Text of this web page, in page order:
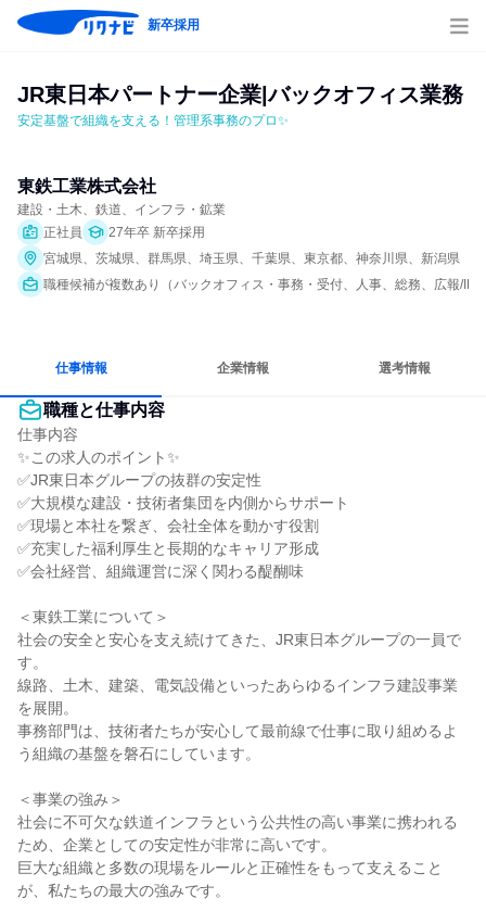
新卒採用
JR東日本パートナー企業|バックオフィス業務
安定基盤で組織を支える！管理系事務のプロ✨
東鉄工業株式会社
建設・土木、鉄道、インフラ・鉱業
正社員
27年卒 新卒採用
宮城県、茨城県、群馬県、埼玉県、千葉県、東京都、神奈川県、新潟県
職種候補が複数あり（バックオフィス・事務・受付、人事、総務、広報/IR
仕事情報 企業情報 選考情報
職種と仕事内容
仕事内容
✨この求人のポイント✨
✅JR東日本グループの抜群の安定性
✅大規模な建設・技術者集団を内側からサポート
✅現場と本社を繋ぎ、会社全体を動かす役割
✅充実した福利厚生と長期的なキャリア形成
✅会社経営、組織運営に深く関わる醍醐味
＜東鉄工業について＞
社会の安全と安心を支え続けてきた、JR東日本グループの一員で
す。
線路、土木、建築、電気設備といったあらゆるインフラ建設事業
を展開。
事務部門は、技術者たちが安心して最前線で仕事に取り組めるよ
う組織の基盤を磐石にしています。
＜事業の強み＞
社会に不可欠な鉄道インフラという公共性の高い事業に携われる
ため、企業としての安定性が非常に高いです。
巨大な組織と多数の現場をルールと正確性をもって支えること
が、私たちの最大の強みです。